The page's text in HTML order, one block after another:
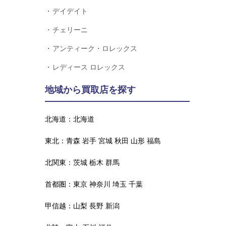
デイデイト
チェリーニ
アンティーク・ロレックス
レディース ロレックス
地域から買取店を探す
北海道： 北海道
東北： 青森 岩手 宮城 秋田 山形 福島
北関東： 茨城 栃木 群馬
首都圏： 東京 神奈川 埼玉 千葉
甲信越： 山梨 長野 新潟